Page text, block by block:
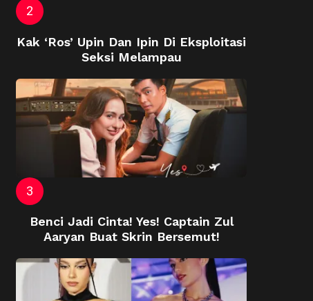
Kak ‘Ros’ Upin Dan Ipin Di Eksploitasi
Seksi Melampau
Benci Jadi Cinta! Yes! Captain Zul
Aaryan Buat Skrin Bersemut!